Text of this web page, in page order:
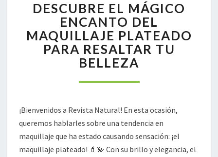
EL
MÁGICO
ENCANTO
DEL
MAQUILLAJE
PLATEADO
RESALTAR
DESCUBRE EL MÁGICO
ENCANTO DEL
MAQUILLAJE PLATEADO
PARA RESALTAR TU
BELLEZA
¡Bienvenidos a Revista Natural! En esta ocasión,
queremos hablarles sobre una tendencia en
maquillaje que ha estado causando sensación: ¡el
maquillaje plateado! 💄💫 Con su brillo y elegancia, el